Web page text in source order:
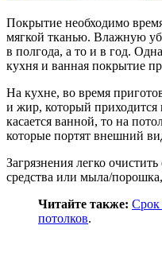
Покрытие необходимо
мягкой тканью. Влажную
в полгода, а то и в год.
кухня и ванная покрытие
На кухне, во время
и жир, который приходится
касается ванной, то на
которые портят внешний
Загрязнения легко
средства или мыла/
Читайте также:
потолков.